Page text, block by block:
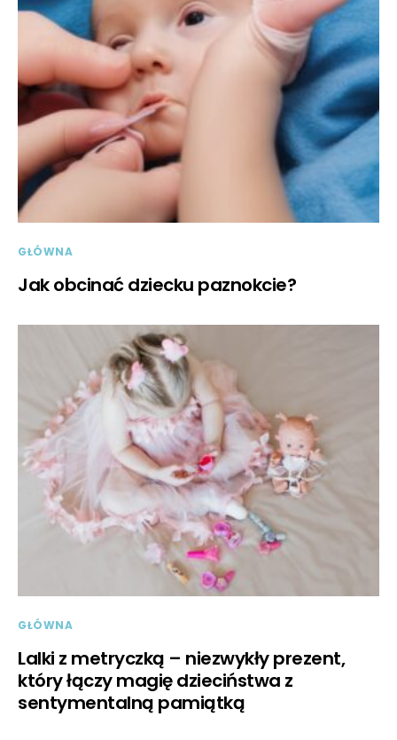
GŁÓWNA
Jak obcinać dziecku paznokcie?
GŁÓWNA
Lalki z metryczką – niezwykły prezent,
który łączy magię dzieciństwa z
sentymentalną pamiątką